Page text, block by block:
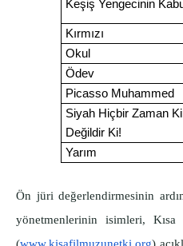
Keşiş Yengecinin
Kırmızı
Okul
Ödev
Picasso Muhammed
Siyah Hiçbir Zaman
Değildir Ki!
Yarım
Ön jüri değerlendirmesinin
yönetmenlerinin isimleri,
(www.kisafilmuzunetki.org)